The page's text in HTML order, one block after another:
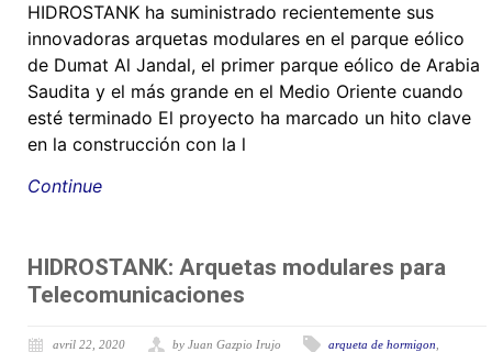
HIDROSTANK ha suministrado recientemente sus
innovadoras arquetas modulares en el parque eólico
de Dumat Al Jandal, el primer parque eólico de Arabia
Saudita y el más grande en el Medio Oriente cuando
esté terminado El proyecto ha marcado un hito clave
en la construcción con la l
Continue
HIDROSTANK: Arquetas modulares para
Telecomunicaciones
avril 22, 2020 by Juan Gazpio Irujo arqueta de hormigon